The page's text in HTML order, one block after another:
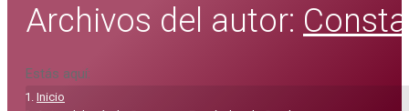
Archivos del autor:
Estás aquí:
Inicio